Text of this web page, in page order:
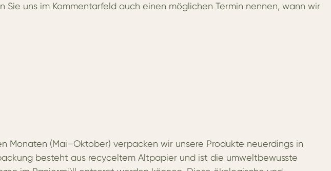
uns im Kommentarfeld auch einen möglichen Termin nennen, wann wir
(Mai–Oktober) verpacken wir unsere Produkte neuerdings in
besteht aus recyceltem Altpapier und ist die umweltbewusste